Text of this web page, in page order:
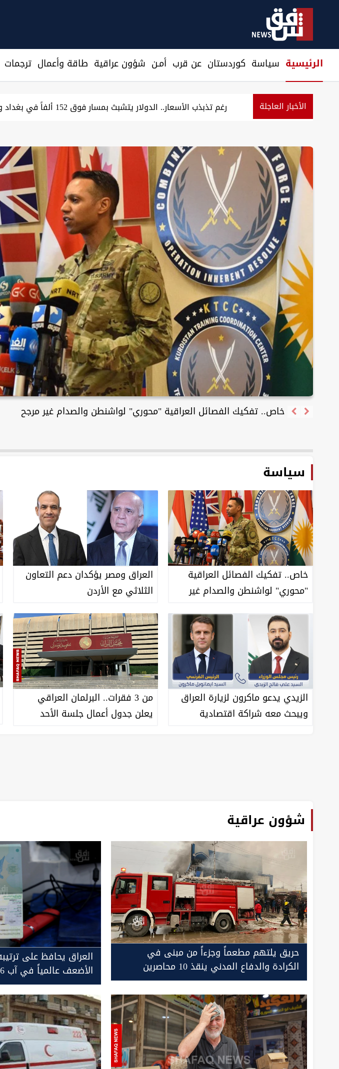
الرئيسية سیاسة كوردستان عن قرب أمـن شؤون عراقية طاقة وأعمال ترجمات
الأخبار العاجلة أسعار الذهب تستقر في أسواق بغداد وأربيل
أسعار الذهب تستقر في أسواق بغداد وأربيل
سیاسة
خاص.. تفكيك الفصائل العراقية
"محوري" لواشنطن والصدام غير
العراق ومصر يؤكدان دعم التعاون
الثلاثي مع الأردن
الزيدي يدعو ماكرون لزيارة العراق
ويبحث معه شراكة اقتصادية
من 3 فقرات.. البرلمان العراقي
يعلن جدول أعمال جلسة الأحد
شؤون عراقية
حريق يلتهم مطعماً وجزءاً من مبنى في
الكرادة والدفاع المدني ينقذ 10 محاصرين
(فيديو)
العراق يحافظ على
الأضعف عالمياً في آب 2026